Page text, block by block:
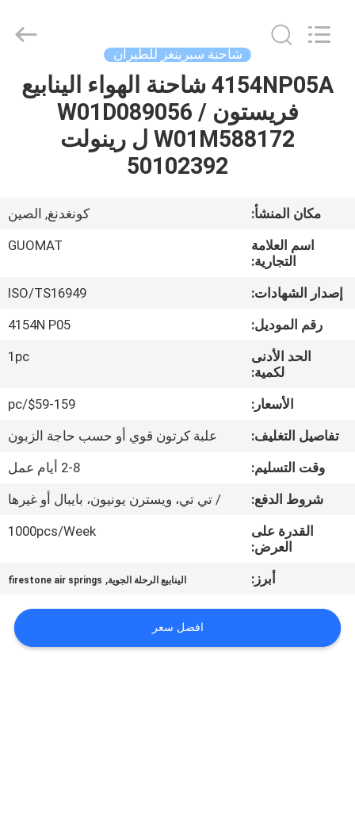
الصفحة
الرئيسية
معلومات
جولة
المعمل
مراقبة
الجودة
اتصل
خريطة
الموقع
Reserved.
شاحنة سبرينغز للطيران
4154NP05A شاحنة الهواء الينابيع
فريستون W01D089056 /
W01M588172 ل رينولت
50102392
مكان المنشأ:
كونغدنغ, الصين
اسم العلامة
التجارية:
GUOMAT
إصدار الشهادات:
ISO/TS16949
رقم الموديل:
4154N P05
الحد الأدنى
لكمية:
1pc
الأسعار:
$59-159/pc
تفاصيل التغليف:
علبة كرتون قوي أو حسب حاجة الزبون
وقت التسليم:
2-8 أيام عمل
شروط الدفع:
/ تي تي، ويسترن يونيون، بايبال أو غيرها
القدرة على
العرض:
1000pcs/Week
أبرز: الينابيع الرحلة الجوية,
firestone air springs
افضل سعر